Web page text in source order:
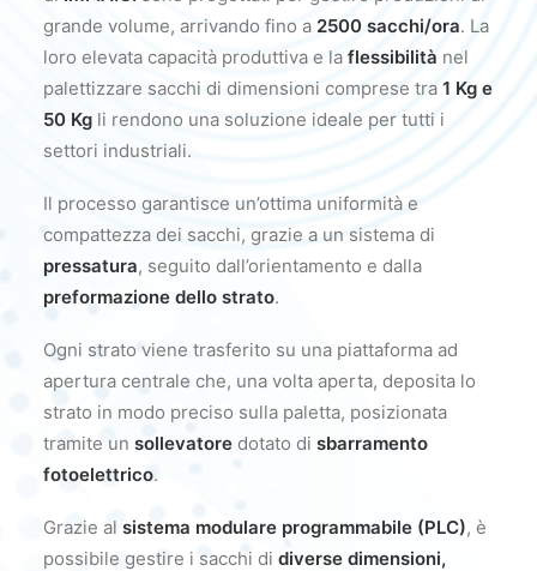
grande volume, arrivando fino a 2500 sacchi/ora. La
loro elevata capacità produttiva e la flessibilità nel
palettizzare sacchi di dimensioni comprese tra 1 Kg e
50 Kg li rendono una soluzione ideale per tutti i
settori industriali.
Il processo garantisce un’ottima uniformità e
compattezza dei sacchi, grazie a un sistema di
pressatura, seguito dall’orientamento e dalla
preformazione dello strato.
Ogni strato viene trasferito su una piattaforma ad
apertura centrale che, una volta aperta, deposita lo
strato in modo preciso sulla paletta, posizionata
tramite un sollevatore dotato di sbarramento
fotoelettrico.
Grazie al sistema modulare programmabile (PLC), è
possibile gestire i sacchi di diverse dimensioni,